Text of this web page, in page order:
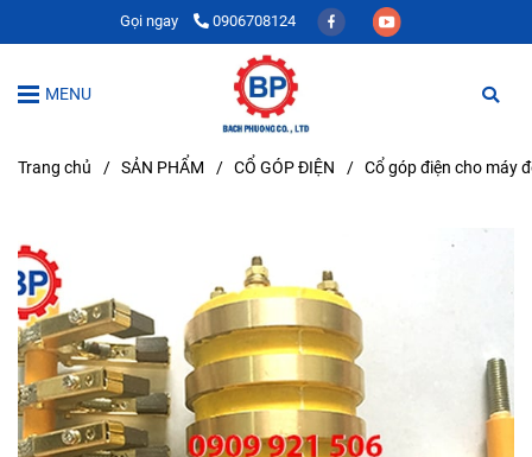
Gọi ngay 0906708124
MENU
Trang chủ / SẢN PHẨM / CỔ GÓP ĐIỆN / Cổ góp điện cho máy